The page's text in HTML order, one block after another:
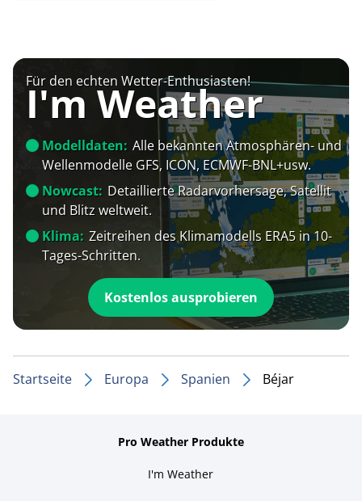
Für den echten Wetter-Enthusiasten!
I'm Weather
Modelldaten: Alle bekannten Atmosphären- und
Wellenmodelle GFS, ICON, ECMWF-BNL+usw.
Nowcast: Detaillierte Radarvorhersage, Satellit
und Blitz weltweit.
Klima: Zeitreihen des Klimamodells ERA5 in 10-
Tages-Schritten.
Kostenlos ausprobieren
Startseite Europa Spanien Béjar
Pro Weather Produkte
I'm Weather